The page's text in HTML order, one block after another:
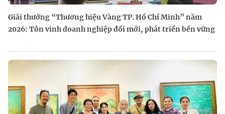
Giải thưởng “Thương hiệu Vàng TP. Hồ Chí Minh” năm
2026: Tôn vinh doanh nghiệp đổi mới, phát triển bền vững